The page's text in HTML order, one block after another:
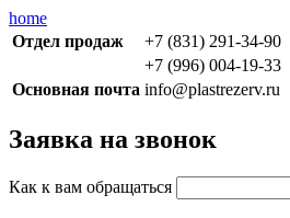
home
Отдел продаж
+7 (831) 291-34-90
+7 (996) 004-19-33
Основная почта info@plastrezerv.ru
Заявка на звонок
Как к вам обращаться